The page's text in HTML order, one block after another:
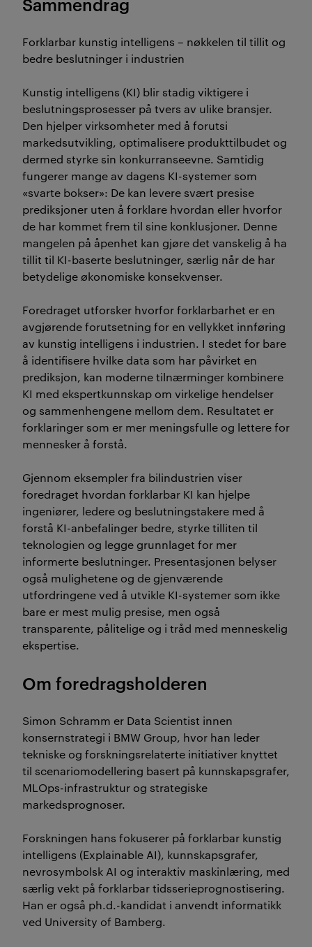
Forklarbar kunstig intelligens – nøkkelen til tillit og
bedre beslutninger i industrien
Kunstig intelligens (KI) blir stadig viktigere i
beslutningsprosesser på tvers av ulike bransjer.
Den hjelper virksomheter med å forutsi
markedsutvikling, optimalisere produkttilbudet og
dermed styrke sin konkurranseevne. Samtidig
fungerer mange av dagens KI-systemer som
«svarte bokser»: De kan levere svært presise
prediksjoner uten å forklare hvordan eller hvorfor
de har kommet frem til sine konklusjoner. Denne
mangelen på åpenhet kan gjøre det vanskelig å ha
tillit til KI-baserte beslutninger, særlig når de har
betydelige økonomiske konsekvenser.
Foredraget utforsker hvorfor forklarbarhet er en
avgjørende forutsetning for en vellykket innføring
av kunstig intelligens i industrien. I stedet for bare
å identifisere hvilke data som har påvirket en
prediksjon, kan moderne tilnærminger kombinere
KI med ekspertkunnskap om virkelige hendelser
og sammenhengene mellom dem. Resultatet er
forklaringer som er mer meningsfulle og lettere for
mennesker å forstå.
Gjennom eksempler fra bilindustrien viser
foredraget hvordan forklarbar KI kan hjelpe
ingeniører, ledere og beslutningstakere med å
forstå KI-anbefalinger bedre, styrke tilliten til
teknologien og legge grunnlaget for mer
informerte beslutninger. Presentasjonen belyser
også mulighetene og de gjenværende
utfordringene ved å utvikle KI-systemer som ikke
bare er mest mulig presise, men også
transparente, pålitelige og i tråd med menneskelig
ekspertise.
Om foredragsholderen
Simon Schramm er Data Scientist innen
konsernstrategi i BMW Group, hvor han leder
tekniske og forskningsrelaterte initiativer knyttet
til scenariomodellering basert på kunnskapsgrafer,
MLOps-infrastruktur og strategiske
markedsprognoser.
Forskningen hans fokuserer på forklarbar kunstig
intelligens (Explainable AI), kunnskapsgrafer,
nevrosymbolsk AI og interaktiv maskinlæring, med
særlig vekt på forklarbar tidsserieprognostisering.
Han er også ph.d.-kandidat i anvendt informatikk
ved University of Bamberg.